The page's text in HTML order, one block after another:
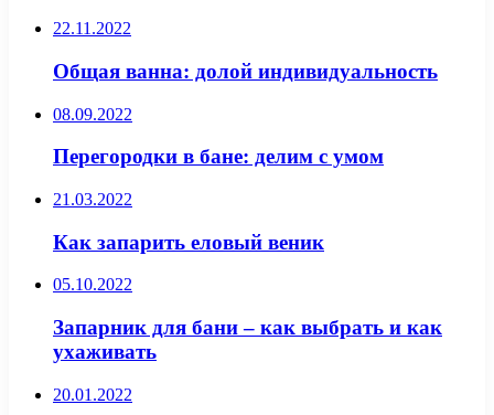
22.11.2022
Общая ванна: долой индивидуальность
08.09.2022
Перегородки в бане: делим с умом
21.03.2022
Как запарить еловый веник
05.10.2022
Запарник для бани – как выбрать и как
ухаживать
20.01.2022